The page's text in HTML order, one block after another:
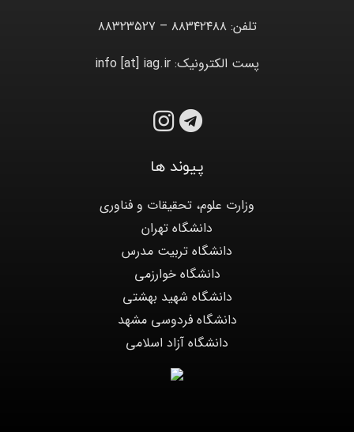
تلفن: ۸۸۳۴۲۴۸۸ – ۸۸۳۲۳۵۲۷
پست الکترونیک: info [at] iag.ir
پیوند ها
وزارت علوم، تحقیقات و فناوری
دانشگاه تهران
دانشگاه تربیت مدرس
دانشگاه خوارزمی
دانشگاه شهید بهشتی
دانشگاه فردوسی مشهد
دانشگاه آزاد اسلامی